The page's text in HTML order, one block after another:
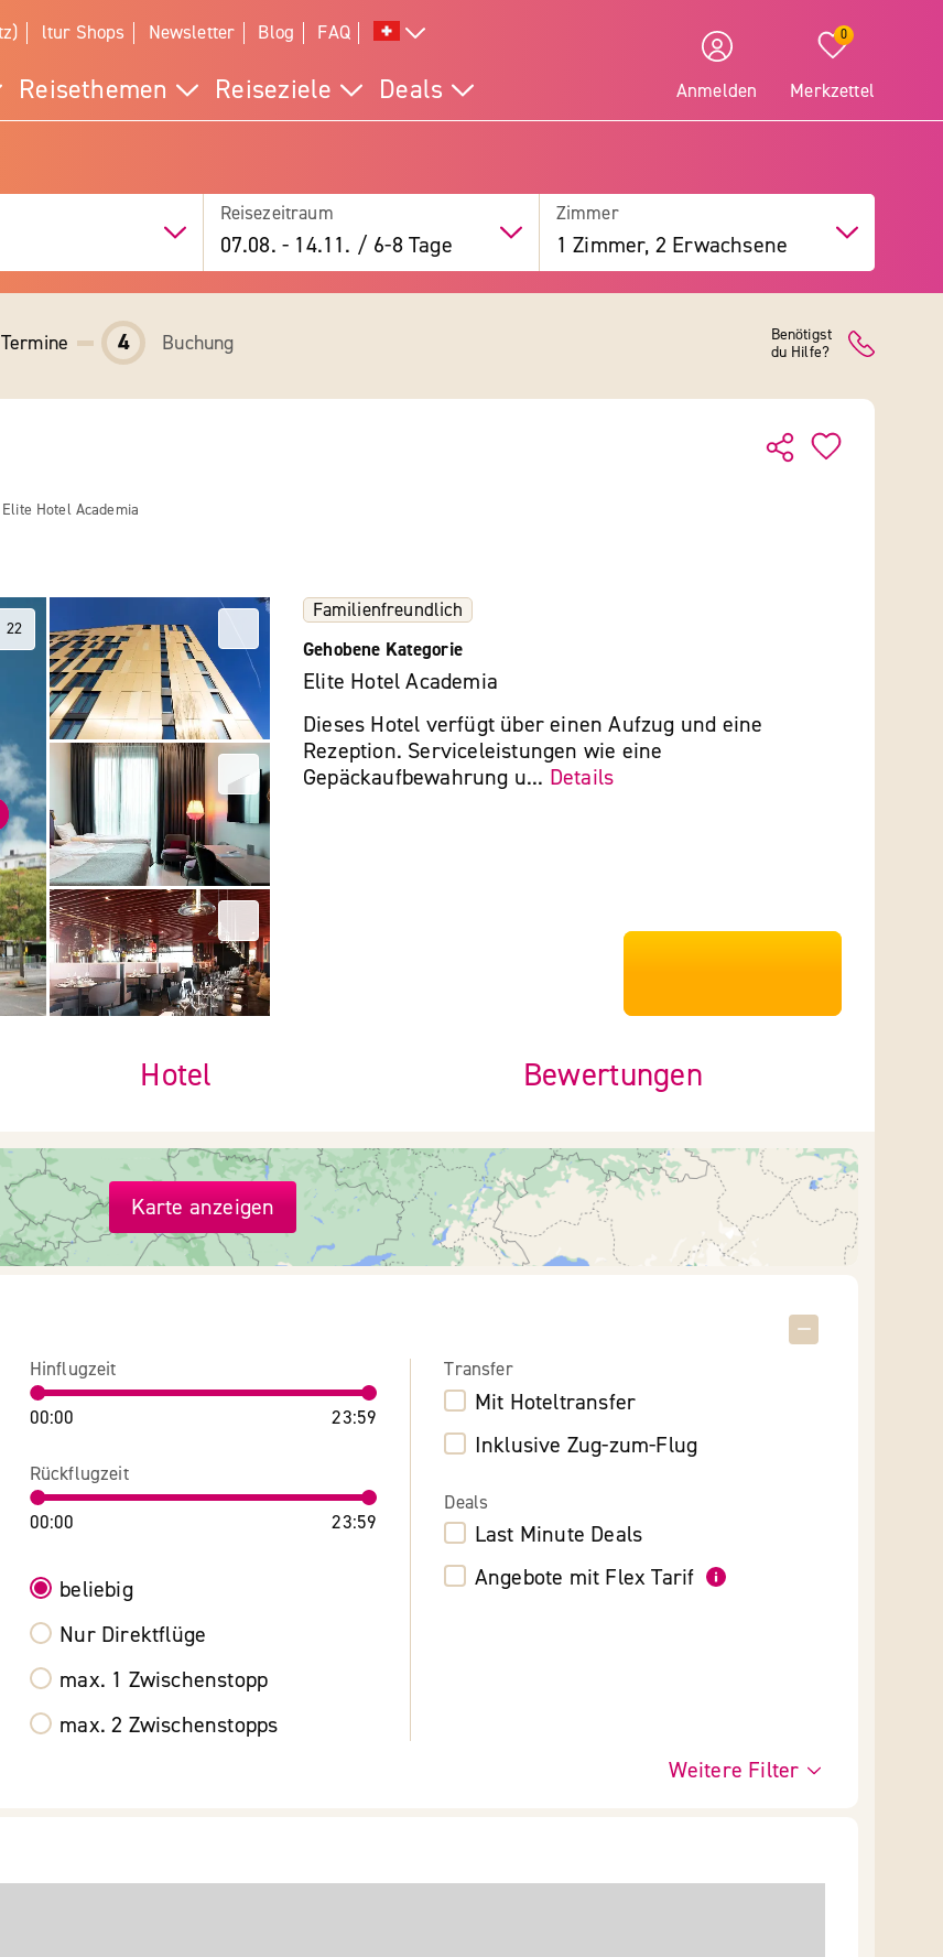
ltur Shops Newsletter Blog FAQ
Reisethemen Reiseziele Deals Anmelden
0
Merkzettel
Reisezeitraum
07.08. - 14.11. / 6-8 Tage
Zimmer
1 Zimmer, 2 Erwachsene
4 Buchung
Benötigst
du Hilfe?
Elite Hotel Academia
Familienfreundlich
Gehobene Kategorie
Elite Hotel Academia
Dieses Hotel verfügt über einen Aufzug und eine
Rezeption. Serviceleistungen wie eine
Gepäckaufbewahrung u... Details
Hotel Bewertungen
Karte anzeigen
Hinflugzeit
00:00 23:59
Rückflugzeit
00:00 23:59
beliebig
Nur Direktflüge
max. 1 Zwischenstopp
max. 2 Zwischenstopps
Transfer
Mit Hoteltransfer
Inklusive Zug-zum-Flug
Deals
Last Minute Deals
Angebote mit Flex Tarif
Weitere Filter